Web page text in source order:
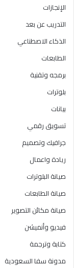
الإنجازات
التدريب عن بعد
الذكاء الاصطناعي
الطابعات
برمجه وتقنية
بلوترات
بيانات
تسويق رقمي
جرافيك وتصميم
ريادة واعمال
صيانة البلوترات
صيانة الطابعات
صيانة مكائن التصوير
فيديو وأنميشن
كتابة وترجمة
مدونة سفا السعودية